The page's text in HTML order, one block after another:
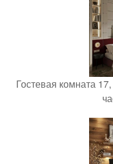
Гостевая комната